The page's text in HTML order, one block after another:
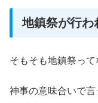
地鎮祭が行わ
そもそも地鎮祭っ
神事の意味合いで